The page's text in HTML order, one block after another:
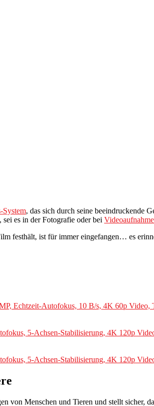
System, das sich durch seine beeindruckende
, sei es in der Fotografie oder bei
festhält, ist für immer eingefangen… es
Echtzeit-Autofokus, 10 B/s, 4K 60p Video,
5-Achsen-Stabilisierung, 4K 120p
5-Achsen-Stabilisierung, 4K 120p
von Menschen und Tieren und stellt sicher,